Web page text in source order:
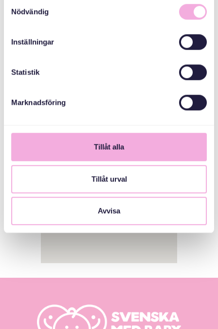
Nödvändig
Inställningar
Statistik
Marknadsföring
Tillåt alla
Tillåt urval
Avvisa